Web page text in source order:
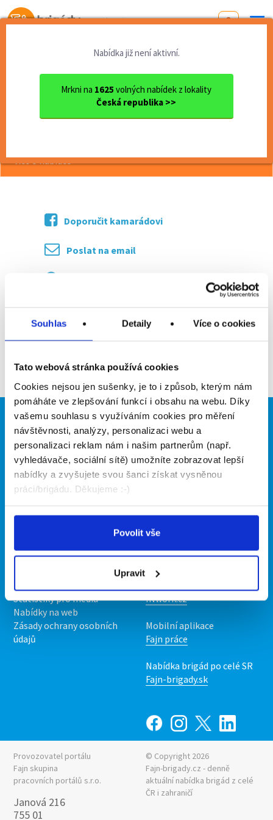
Souhlas Detaily Více o cookies
Tato webová stránka používá cookies
Cookies nejsou jen sušenky, je to i způsob, kterým nám
pomáháte ve zlepšování funkcí i obsahu na webu. Díky
vašemu souhlasu s využíváním cookies pro měření
návštěvnosti, analýzy, personalizaci webu a
personalizaci reklam nám i našim partnerům (např.
vyhledávače, sociální sítě) umožníte zobrazovat lepší
nabídky a zvyšujete svou šanci získat vysněnou
práci/brigádu. Děkujeme :-)
Povolit vše
Upravit
Od první brigády
Nabídka již není aktivní.
Mrkni na 1625 volných nabídek z lokality
Česká republika >>
Pardubický kraj
okres Pardubice
Pardubice
Řidič dodávky - Pardubice
Řidič dodávky - Pardubice
více o nabídce >>
Doporučit kamarádovi
Poslat na email
Brigádníci
Články
Hledané brigády
Firmy
Vložit inzerát
Ceník
Propagace
O portálu
O nás
Statistiky pro média
Nabídky na web
Zásady ochrany osobních
údajů
Naše další projekty
Fajn brigády
INwork.cz
Mobilní aplikace
Fajn práce
Nabídka brigád po celé SR
Fajn-brigady.sk
Provozovatel portálu
Fajn skupina
pracovních portálů s.r.o.
Janová 216
755 01
© Copyright 2026
Fajn-brigady.cz - denně
aktuální nabídka brigád z celé
ČR i zahraničí